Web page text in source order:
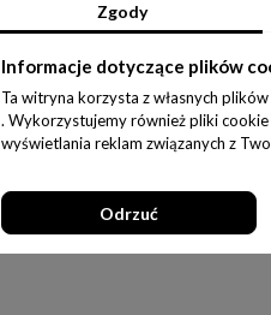
Zgody
Informacje dotyczące plików
Ta witryna korzysta z własnych
. Wykorzystujemy również pliki cookie
wyświetlania reklam związanych z
Odrzuć